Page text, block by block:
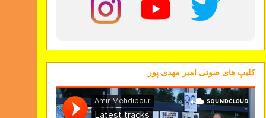
کلیپ های صوتی امیر مهدی پور